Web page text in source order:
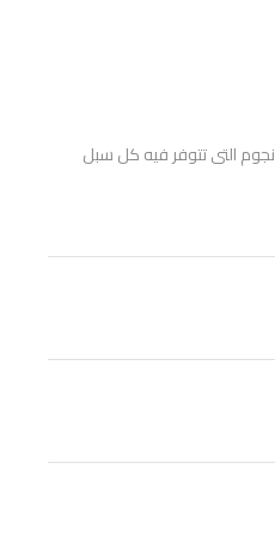
نقدم لكم رحلة عمرة مستوى 5 نجوم التى تتوفر فيه كل سبل